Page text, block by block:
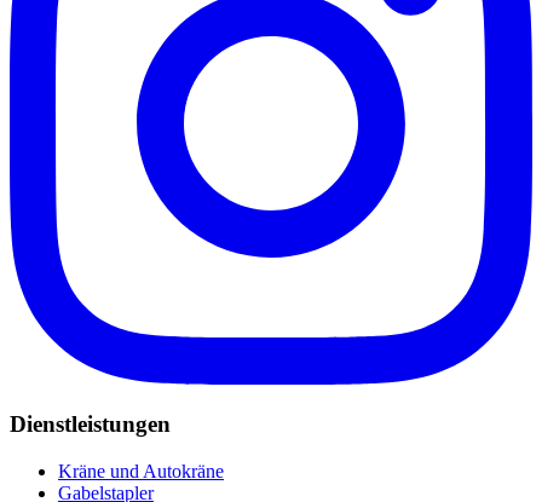
Dienstleistungen
Kräne und Autokräne
Gabelstapler